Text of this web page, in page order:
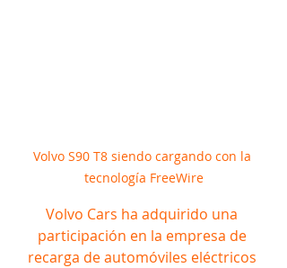
Volvo S90 T8 siendo cargando con la
tecnología FreeWire
Volvo Cars ha adquirido una
participación en la empresa de
recarga de automóviles eléctricos